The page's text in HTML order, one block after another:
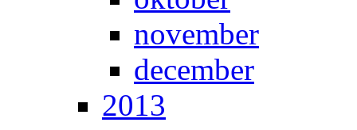
no­vem­ber
de­cem­ber
2013